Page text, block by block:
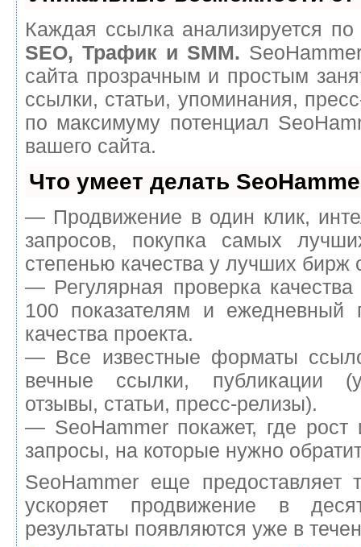
Каждая ссылка анализируется
SEO, Трафик и SMM.
сайта прозрачным и простым
ссылки, статьи, упоминания,
по максимуму потенциал
вашего сайта.
Что умеет делать
— Продвижение в один клик,
запросов, покупка самых
степенью качества у лучших бирж
— Регулярная проверка
100 показателям и ежедневный
качества проекта.
— Все известные форматы
вечные ссылки, публикации
отзывы, статьи, пресс-релизы).
— SeoHammer покажет, где
запросы, на которые нужно
SeoHammer еще предоставляет
ускоряет продвижение в
результаты появляются уже в